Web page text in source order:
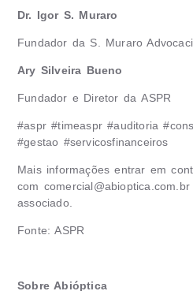
Dr. Igor S. Muraro
Fundador da S. Muraro
Ary Silveira Bueno
Fundador e Diretor daASPR
#aspr #timeaspr #auditoria
#gestao #servicosfinanceiros
Mais informações entrar em
com comercial@abioptica.com.br
associado.
Fonte: ASPR
Sobre Abióptica